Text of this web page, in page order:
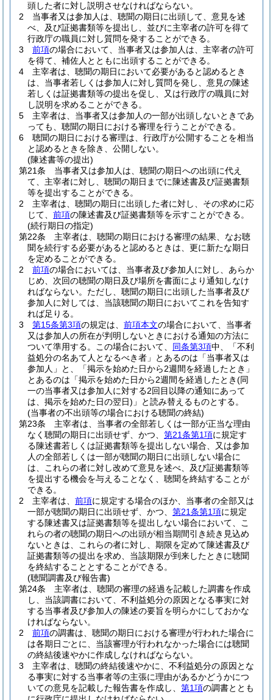
頭した者に対し説明させなければならない。
2
当事者又は参加人は、聴聞の期日に出頭して、意見を述
べ、及び証拠書類等を提出し、並びに主宰者の許可を得て
行政庁の職員に対し質問を発することができる。
3
前項の場合において、当事者又は参加人は、主宰者の許可
を得て、補佐人とともに出頭することができる。
4
主宰者は、聴聞の期日において必要があると認めるとき
は、当事者若しくは参加人に対し質問を発し、意見の陳述
若しくは証拠書類等の提出を促し、又は行政庁の職員に対
し説明を求めることができる。
5
主宰者は、当事者又は参加人の一部が出頭しないときであ
っても、聴聞の期日における審理を行うことができる。
6
聴聞の期日における審理は、行政庁が公開することを相当
と認めるときを除き、公開しない。
(陳述書等の提出)
第21条
当事者又は参加人は、聴聞の期日への出頭に代え
て、主宰者に対し、聴聞の期日までに陳述書及び証拠書類
等を提出することができる。
2
主宰者は、聴聞の期日に出頭した者に対し、その求めに応
じて、 前項の陳述書及び証拠書類等を示すことができる。
(続行期日の指定)
第22条
主宰者は、聴聞の期日における審理の結果、なお聴
聞を続行する必要があると認めるときは、更に新たな期日
を定めることができる。
2
前項の場合においては、当事者及び参加人に対し、あらか
じめ、次回の聴聞の期日及び場所を書面により通知しなけ
ればならない。 ただし、聴聞の期日に出頭した当事者及び
参加人に対しては、当該聴聞の期日においてこれを告知す
れば足りる。
3
第15条第3項の規定は、 前項本文の場合において、当事者
又は参加人の所在が判明しないときにおける通知の方法に
ついて準用する。
この場合において、 同条第3項中、「不利
益処分の名あて人となるべき者」とあるのは「当事者又は
参加人」と、「掲示を始めた日から2週間を経過したとき」
とあるのは「掲示を始めた日から2週間を経過したとき(同
一の当事者又は参加人に対する2回目以降の通知にあって
は、掲示を始めた日の翌日) 」と読み替えるものとする。
(当事者の不出頭等の場合における聴聞の終結)
第23条
主宰者は、当事者の全部若しくは一部が正当な理由
なく聴聞の期日に出頭せず、かつ、 第21条第1項に規定す
る陳述書若しくは証拠書類等を提出しない場合、又は参加
人の全部若しくは一部が聴聞の期日に出頭しない場合に
は、これらの者に対し改めて意見を述べ、及び証拠書類等
を提出する機会を与えることなく、聴聞を終結することが
できる。
2
主宰者は、 前項に規定する場合のほか、当事者の全部又は
一部が聴聞の期日に出頭せず、かつ、 第21条第1項に規定
する陳述書又は証拠書類等を提出しない場合において、こ
れらの者の聴聞の期日への出頭が相当期間引き続き見込め
ないときは、これらの者に対し、期限を定めて陳述書及び
証拠書類等の提出を求め、当該期限が到来したときに聴聞
を終結することとすることができる。
(聴聞調書及び報告書)
第24条
主宰者は、聴聞の審理の経過を記載した調書を作成
し、当該調書において、不利益処分の原因となる事実に対
する当事者及び参加人の陳述の要旨を明らかにしておかな
ければならない。
2
前項の調書は、聴聞の期日における審理が行われた場合に
は各期日ごとに、当該審理が行われなかった場合には聴聞
の終結後速やかに作成しなければならない。
3
主宰者は、聴聞の終結後速やかに、不利益処分の原因とな
る事実に対する当事者等の主張に理由があるかどうかにつ
いての意見を記載した報告書を作成し、 第1項の調書ととも